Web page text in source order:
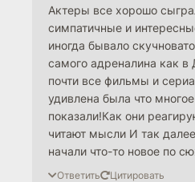
Актеры все хорошо
симпатичные и
иногда бывало
самого адреналина как
почти все фильмы и
удивлена была что
показали!Как они
читают мысли И так
начали что-то новое по
Ответить Цитировать